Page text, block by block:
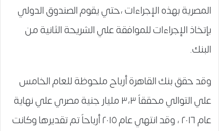
المصرية بهذه الإجراءات ،حتي يقوم الصندوق الدولي
بإتخاذ الإجراءات للموافقة علي الشريحة الثانية من
البنك.
وقد حقق بنك القاهرة أرباح ملحوظة للعام الخامس
علي التوالي محققاً ٣،٣ مليار جنية مصري علي نهاية
عام ٢٠١٦ ، وقد انتهي عام ٢٠١٥ أرباحاً تم تقديرها وكانت